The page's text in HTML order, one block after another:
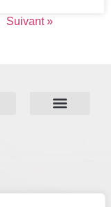
Suivant »